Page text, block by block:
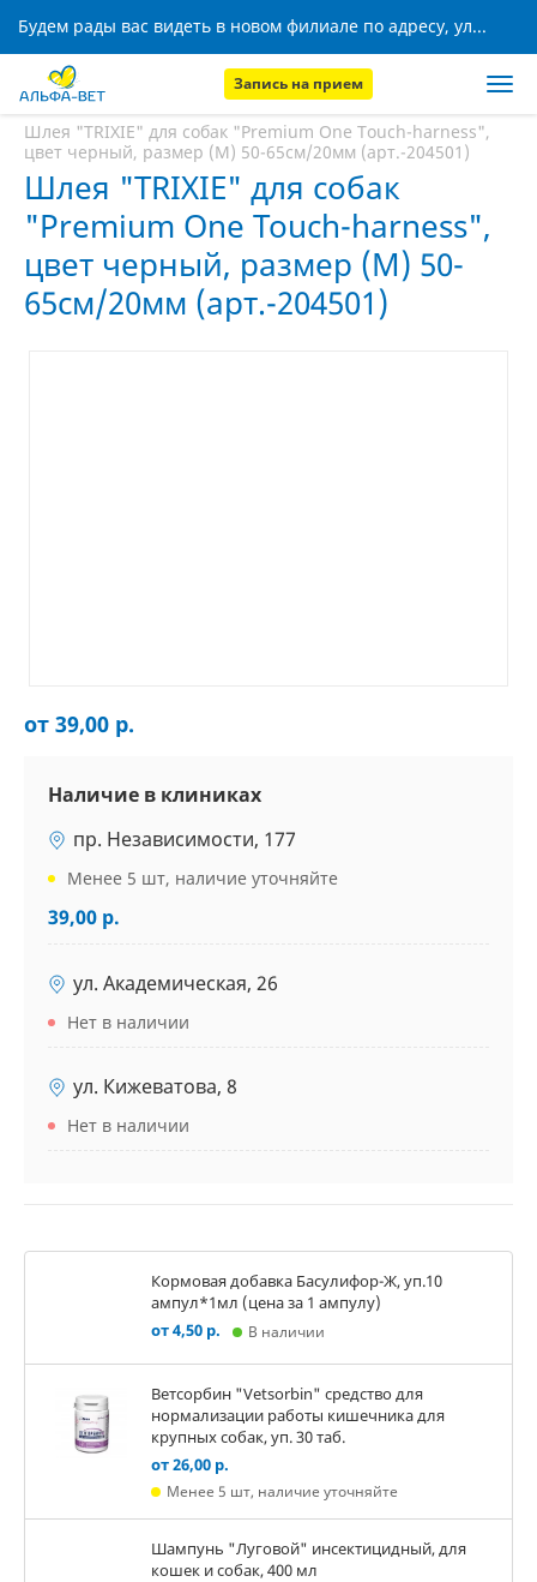
Будем рады вас видеть в новом филиале по адресу, ул. Кижеватова, 8!
Запись на прием
Главная
Шлея "TRIXIE" для собак "Premium One Touch-harness",
цвет черный, размер (М) 50-65см/20мм (арт.-204501)
Шлея "TRIXIE" для собак
"Premium One Touch-harness",
цвет черный, размер (М) 50-
65см/20мм (арт.-204501)
от 39,00 р.
Наличие в клиниках
пр. Независимости, 177
Менее 5 шт, наличие уточняйте
39,00 р.
ул. Академическая, 26
Нет в наличии
ул. Кижеватова, 8
Нет в наличии
Кормовая добавка Басулифор-Ж, уп.10
ампул*1мл (цена за 1 ампулу)
от 4,50 р.
В наличии
Ветсорбин "Vetsorbin" средство для
нормализации работы кишечника для
крупных собак, уп. 30 таб.
от 26,00 р.
Менее 5 шт, наличие уточняйте
Шампунь "Луговой" инсектицидный, для
кошек и собак, 400 мл